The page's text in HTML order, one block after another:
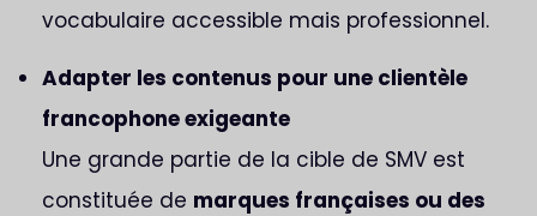
vocabulaire accessible mais professionnel.
Adapter les contenus pour une clientèle
francophone exigeante
Une grande partie de la cible de SMV est
constituée de marques françaises ou des